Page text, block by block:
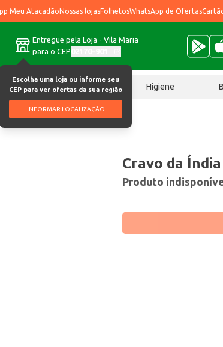
Meu AtacadãoNossas lojasFolhetosWhatsApp de Ofertas
Entregue pela Loja - Vila Maria
para o CEP
Escolha uma loja ou informe seu
CEP para ver ofertas da sua região
INFORMAR LOCALIZAÇÃO
Chocolates Higiene
da Índia Santa Cozinha 20g
Cravo da
Produto